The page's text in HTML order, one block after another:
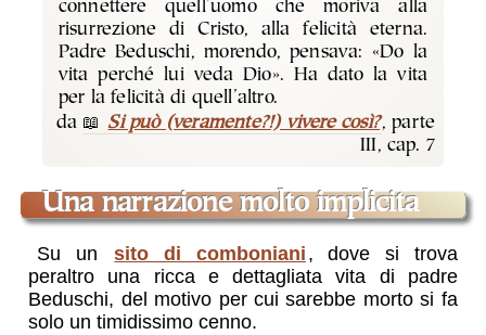
connettere quell’uomo che moriva alla
risurrezione di Cristo, alla felicità eterna.
Padre Beduschi, morendo, pensava: «Do la
vita perché lui veda Dio». Ha dato la vita
per la felicità di quell’altro.
da
Si può (veramente?!) vivere così?, parte
III, cap. 7
una narrazione molto implicita
Su un sito di comboniani , dove si trova
peraltro una ricca e dettagliata vita di padre
Beduschi, del motivo per cui sarebbe morto si fa
solo un timidissimo cenno.